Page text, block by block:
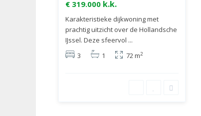
€ 319.000 k.k.
Karakteristieke dijkwoning met
prachtig uitzicht over de Hollandsche
IJssel. Deze sfeervol ...
3
1 72 m2